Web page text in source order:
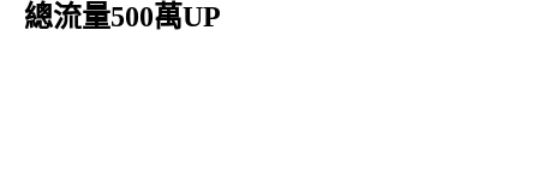
總流量500萬UP